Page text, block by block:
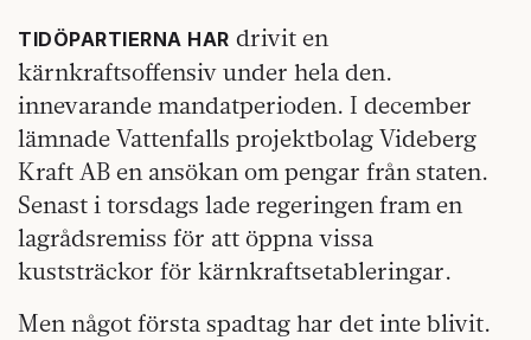
TIDÖPARTIERNA HAR drivit en
kärnkraftsoffensiv under hela den.
innevarande mandatperioden. I december
lämnade Vattenfalls projektbolag Videberg
Kraft AB en ansökan om pengar från staten.
Senast i torsdags lade regeringen fram en
lagrådsremiss för att öppna vissa
kuststräckor för kärnkraftsetableringar.
Men något första spadtag har det inte blivit.